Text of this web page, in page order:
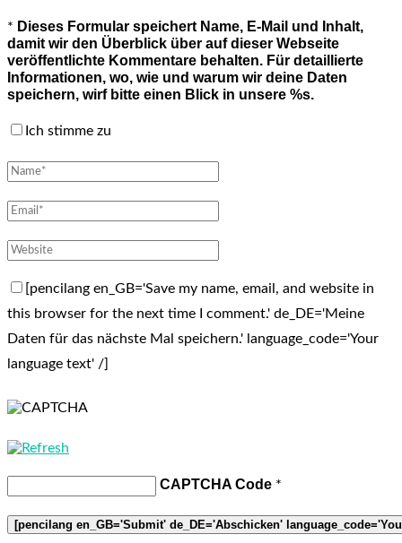
* Dieses Formular speichert Name, E-Mail und Inhalt,
damit wir den Überblick über auf dieser Webseite
veröffentlichte Kommentare behalten. Für detaillierte
Informationen, wo, wie und warum wir deine Daten
speichern, wirf bitte einen Blick in unsere %s.
Ich stimme zu
[pencilang en_GB='Save my name, email, and website in
this browser for the next time I comment.' de_DE='Meine
Daten für das nächste Mal speichern.' language_code='Your
language text' /]
CAPTCHA Code *